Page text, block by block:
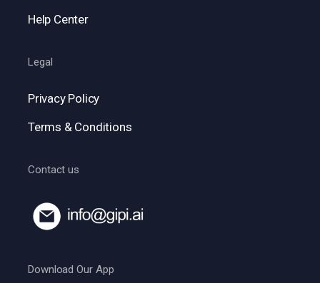
Help Center
Legal
Privacy Policy
Terms & Conditions
Contact us
Download Our App